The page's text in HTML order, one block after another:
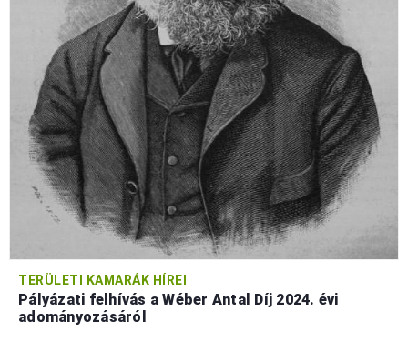
TERÜLETI KAMARÁK HÍREI
Pályázati felhívás a Wéber Antal Díj 2024. évi
adományozásáról